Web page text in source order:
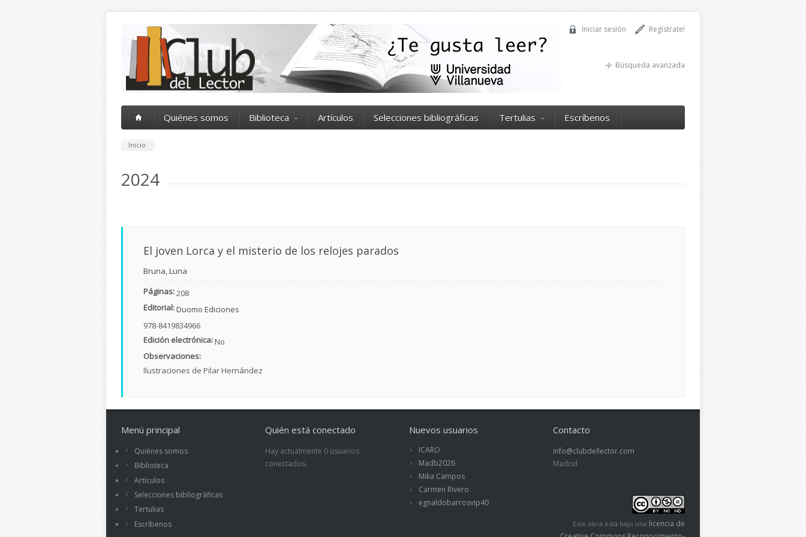
Regístrate!
Iniciar sesión
Búsqueda avanzada
Quiénes somos Biblioteca Artículos Selecciones bibliográficas Tertulias Escríbenos
Inicio
2024
El joven Lorca y el misterio de los relojes parados
Bruna, Luna
Páginas:208
Editorial:Duomo Ediciones
978-8419834966
Edición electrónica:No
Observaciones:
Ilustraciones de Pilar Hernández
Menú principal
Quiénes somos
Biblioteca
Artículos
Selecciones bibliográficas
Tertulias
Escríbenos
Quién está conectado
Hay actualmente 0 usuarios
conectados.
Nuevos usuarios
ICARO
Madb2026
Mika Campos
Carmen Rivero
egnaldobarrosvip40
Contacto
info@clubdellector.com
Madrid
Este obra está bajo una licencia de